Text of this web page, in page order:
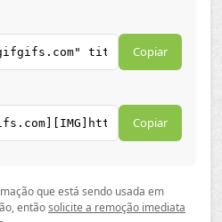
Copiar
Copiar
que está sendo usada em
entãosolicite a remoção imediata